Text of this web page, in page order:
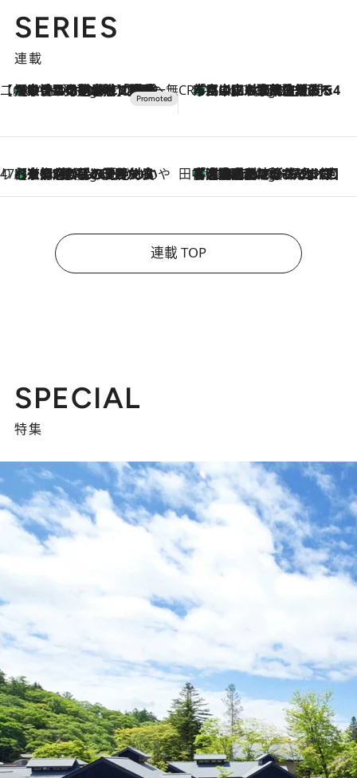
SERIES
連載
【CREA×星野リゾート】唯一無二。癒しと発見が待つ場所へ
2 Hours Ago
【トンボの足水浴】ヒノキの香りに包まれて涼感マックス！約13℃の湧水かけ流しを避暑地「星野温泉 トンボの湯」で体験 CREA'S CHOICE
4 Hours Ago
「立川にも歌舞伎があるんだよ」 片岡仁左衛門・市川中車ら豪華座組みで4年目の立川立飛歌舞伎へ
47都道府県の手みやげ ひんやりスイーツで夏を満喫
4 Hours Ago
【京都府】この夏絶対食べたい 冷やしておいしいおやつ3選 ひと口目から心を掴む新緑のテリーヌ 田中稲の勝手に再ブーム
9 Hours Ago
「湘南乃風に憧れて」観客大盛上がりの“タオル回し”に、ラッパー顔負けの高速歌唱まで…さだまさし（74）のアグレッシブすぎる現在地
連載 TOP
SPECIAL
特集